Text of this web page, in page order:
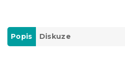
Popis Diskuze